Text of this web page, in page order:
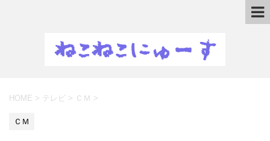
HOME > テレビ > ＣＭ >
ＣＭ